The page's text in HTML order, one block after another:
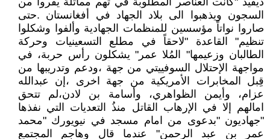
السجون ويذهبوا الى بلاد الجهاد في أفغانستان .حتى
صاروا نواتاً مؤسسين للمنظمات الجهادية وألفوا وشكلوا
تنظيم" القاعدة "لاحقاً في مطلع التسعينيات وحركة
الطالبان وزعيمها" المُلا عمر" يشكلون رأس حربة، في
مواجهة الإحتلال السوفييتي من جهة ،ودعم وتدريبها من
قِبل المخابرات الأمريكية من جهة اخرى ،إن عبدالله
عزام، وأيمن الظواهري، وأسامة بن لادن،لم تتحق
امالهم إلا في الإرهاب القاتل منذُ التعديات التي نفذها
"جهاديون "بدعوى من امام مسجد في نيويورك "محمد
عمر بن عبد الرحمن" عندما قال وهاجم المجتمع